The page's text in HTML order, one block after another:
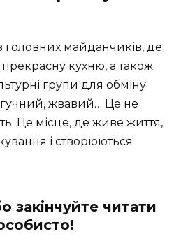
головних майданчиків, де
кухню, а також
групи для обміну
жвавий… Це не
Це місце, де живе життя,
і створюються
закінчуйте читати